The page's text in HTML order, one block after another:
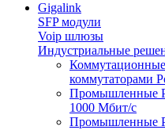
Gigalink
SFP модули
Voip шлюзы
Индустриальные
коммутаторами
Промышленные
1000 Мбит/с
Промышленные